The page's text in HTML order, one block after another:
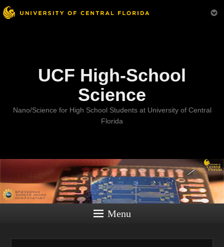
Menu
UCF High-School
Science
Nano/Science for High School Students at University of Central
Florida
Menu